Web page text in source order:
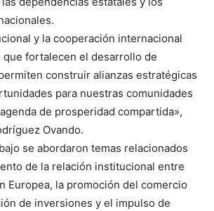
y la cooperación internacional
que fortalecen el desarrollo de
construir alianzas estratégicas
para nuestras comunidades
de prosperidad compartida»,
Ovando.
se abordaron temas relacionados
de la relación institucional entre
Europea, la promoción del comercio
de inversiones y el impulso de